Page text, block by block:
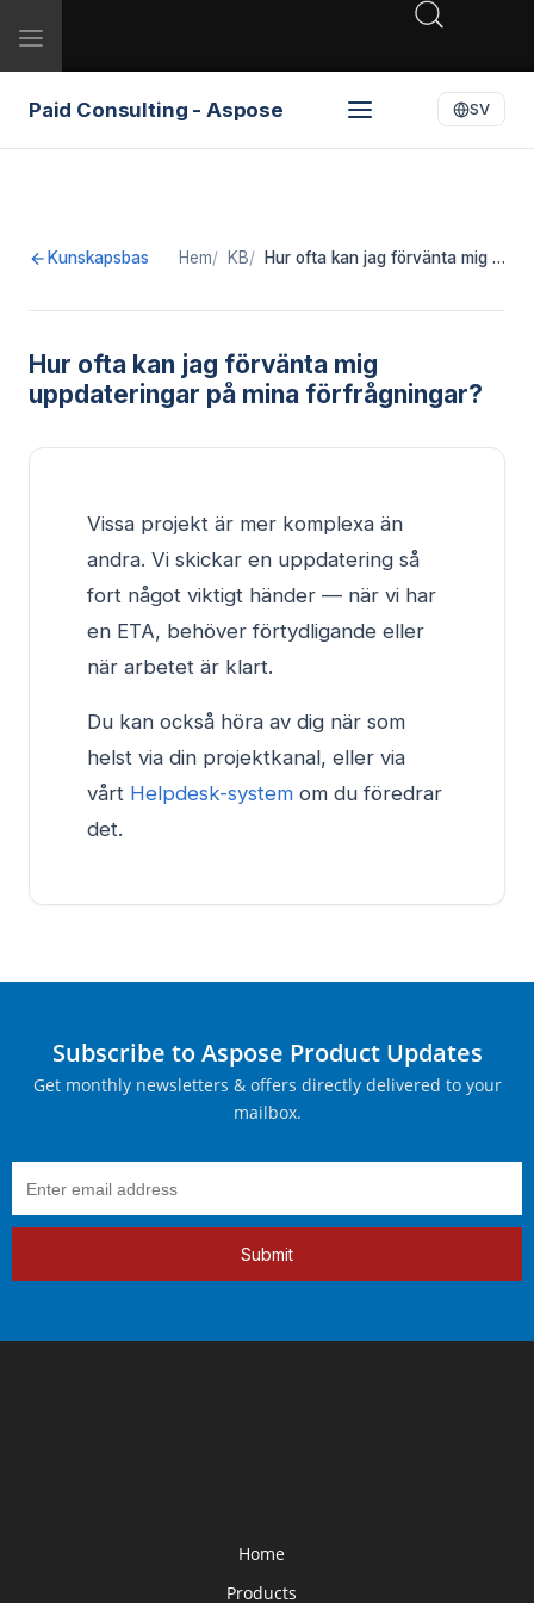
Toggle
navigation
Paid Consulting - Aspose SV
Kunskapsbas Hem KB Hur ofta kan jag förvänta mig …
Hur ofta kan jag förvänta mig
uppdateringar på mina förfrågningar?
Vissa projekt är mer komplexa än
andra. Vi skickar en uppdatering så
fort något viktigt händer — när vi har
en ETA, behöver förtydligande eller
när arbetet är klart.
Du kan också höra av dig när som
helst via din projektkanal, eller via
vårt Helpdesk-system om du föredrar
det.
Subscribe to Aspose Product Updates
Get monthly newsletters & offers directly delivered to your
mailbox.
Submit
Home
Products